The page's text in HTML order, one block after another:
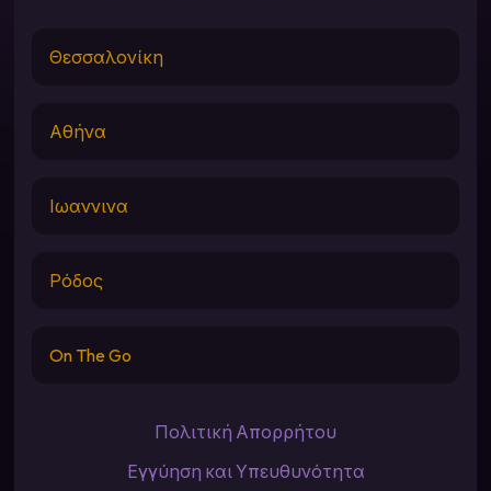
Θεσσαλονίκη
Αθήνα
Ιωαννινα
Ρόδος
On The Go
Πολιτική Απορρήτου
Εγγύηση και Υπευθυνότητα